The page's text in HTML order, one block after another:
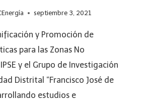
septiembre 3, 2021
y Promoción de
para las Zonas No
y el Grupo de Investigación
Distrital “Francisco José de
estudios e